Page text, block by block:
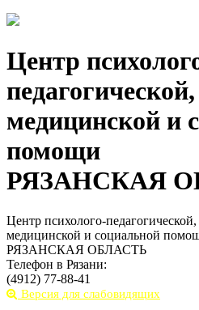
Центр
педагогической,
медицинской и
помощи
РЯЗАНСКАЯ
Центр психолого-педагогической,
медицинской и социальной
РЯЗАНСКАЯ ОБЛАСТЬ
Телефон в Рязани:
(4912) 77-88-41
Версия для слабовидящих